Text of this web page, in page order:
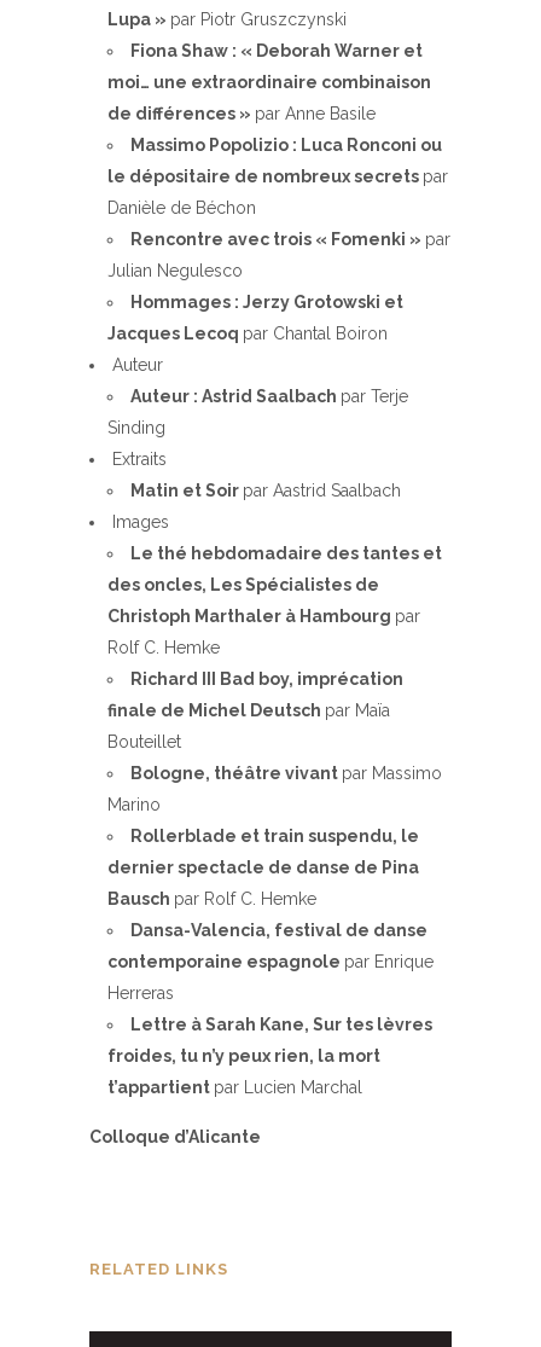
Lupa » par Piotr Gruszczynski
Fiona Shaw : « Deborah Warner et
moi… une extraordinaire combinaison
de différences » par Anne Basile
Massimo Popolizio : Luca Ronconi ou
le dépositaire de nombreux secrets par
Danièle de Béchon
Rencontre avec trois « Fomenki » par
Julian Negulesco
Hommages : Jerzy Grotowski et
Jacques Lecoq par Chantal Boiron
Auteur
Auteur : Astrid Saalbach par Terje
Sinding
Extraits
Matin et Soir par Aastrid Saalbach
Images
Le thé hebdomadaire des tantes et
des oncles, Les Spécialistes de
Christoph Marthaler à Hambourg par
Rolf C. Hemke
Richard III Bad boy, imprécation
finale de Michel Deutsch par Maïa
Bouteillet
Bologne, théâtre vivant par Massimo
Marino
Rollerblade et train suspendu, le
dernier spectacle de danse de Pina
Bausch par Rolf C. Hemke
Dansa-Valencia, festival de danse
contemporaine espagnole par Enrique
Herreras
Lettre à Sarah Kane, Sur tes lèvres
froides, tu n’y peux rien, la mort
t’appartient par Lucien Marchal
Colloque d’Alicante
RELATED LINKS